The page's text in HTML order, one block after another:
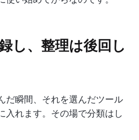
し、整理は後回し
だ瞬間、それを選んだツール
入れます。その場で分類はし